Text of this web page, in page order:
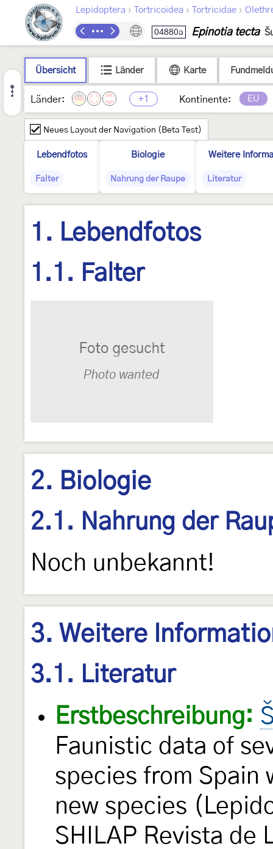
Lepidoptera › Tortricoidea › Tortricidae ›
04880a Epinotia tecta
Übersicht Länder Karte
Länder: +1 Kontinente: EU
Neues Layout der Navigation (Beta Test)
Lebendfotos
Falter
Biologie
Nahrung der Raupe
Weitere
Literatur
1. Lebendfotos
1.1. Falter
2. Biologie
2.1. Nahrung der
Noch unbekannt!
3. Weitere
3.1. Literatur
Erstbeschreibung:
Faunistic data of
species from Spain
new species
SHILAP Revista